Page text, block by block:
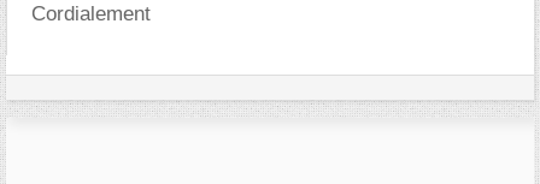
Cordialement